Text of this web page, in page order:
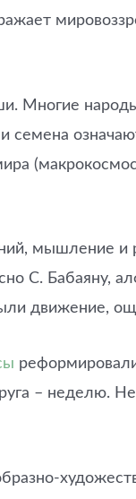
Многие
семена
мышление и
С. Бабаяну,
движение,
– неделю.